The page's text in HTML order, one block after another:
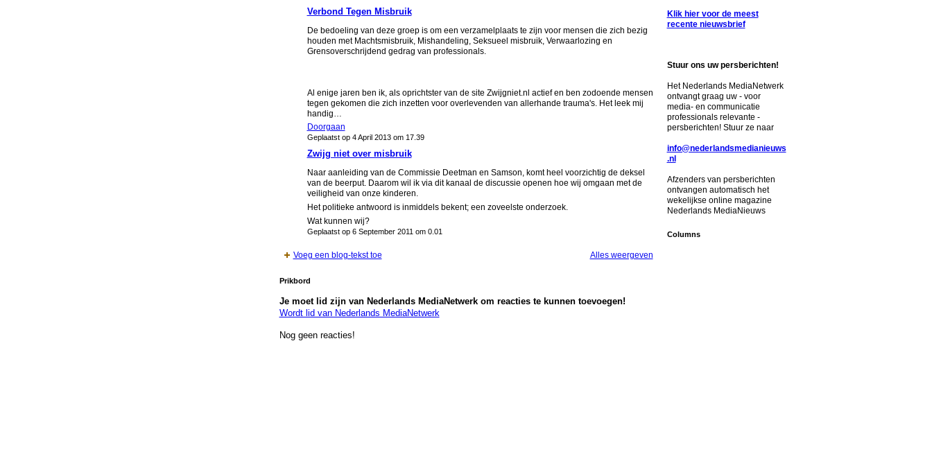
Verbond Tegen Misbruik
De bedoeling van deze groep is om een verzamelplaats te zijn voor mensen die zich bezig
houden met Machtsmisbruik, Mishandeling, Seksueel misbruik, Verwaarlozing en
Grensoverschrijdend gedrag van professionals.
Al enige jaren ben ik, als oprichtster van de site Zwijgniet.nl actief en ben zodoende mensen
tegen gekomen die zich inzetten voor overlevenden van allerhande trauma's. Het leek mij
handig…
Doorgaan
Geplaatst op 4 April 2013 om 17.39
Zwijg niet over misbruik
Naar aanleiding van de Commissie Deetman en Samson, komt heel voorzichtig de deksel
van de beerput. Daarom wil ik via dit kanaal de discussie openen hoe wij omgaan met de
veiligheid van onze kinderen.
Het politieke antwoord is inmiddels bekent; een zoveelste onderzoek.
Wat kunnen wij?
Geplaatst op 6 September 2011 om 0.01
Voeg een blog-tekst toe Alles weergeven
Prikbord
Je moet lid zijn van Nederlands MediaNetwerk om reacties te kunnen toevoegen!
Wordt lid van Nederlands MediaNetwerk
Nog geen reacties!
Klik hier voor de meest
recente nieuwsbrief
Stuur ons uw persberichten!
Het Nederlands MediaNetwerk
ontvangt graag uw - voor
media- en communicatie
professionals relevante -
persberichten! Stuur ze naar
info@nederlandsmedianieuws
.nl
Afzenders van persberichten
ontvangen automatisch het
wekelijkse online magazine
Nederlands MediaNieuws
Columns